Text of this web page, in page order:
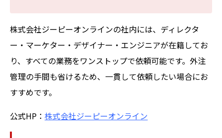
株式会社ジーピーオンラインの社内には、ディレクタ
ー・マーケター・デザイナー・エンジニアが在籍してお
り、すべての業務をワンストップで依頼可能です。外注
管理の手間も省けるため、一貫して依頼したい場合にお
すすめです。
公式HP： 株式会社ジーピーオンライン